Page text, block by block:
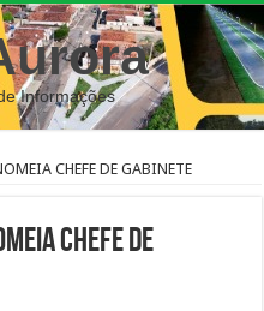
Informações
CHEFE DE GABINETE
CHEFE DE